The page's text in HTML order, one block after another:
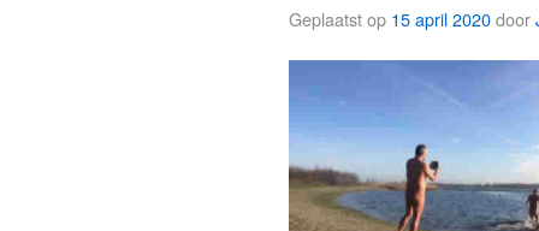
Geplaatst op 15 april 2020door